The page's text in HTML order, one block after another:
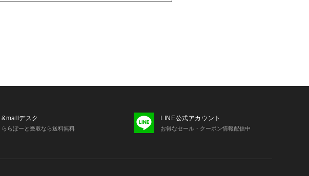
&mallデスク
ららぽーと受取なら送料無料
LINE公式アカウント
お得なセール・クーポン情報配信中